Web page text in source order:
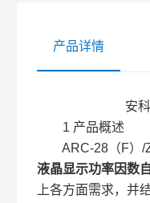
产品详情
安
1 产品概述
ARC-28（F）/
液晶显示功率因数
上各方面需求，并